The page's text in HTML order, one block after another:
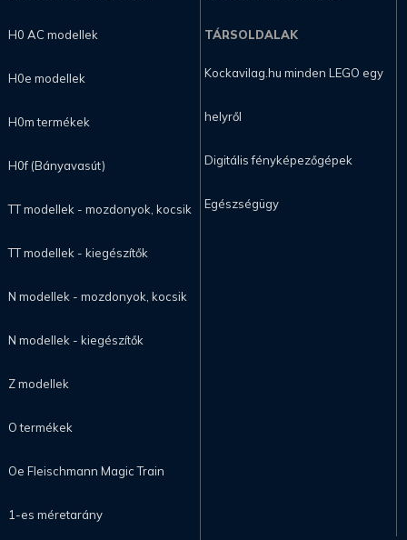
H0 AC modellek
H0e modellek
H0m termékek
H0f (Bányavasút)
TT modellek - mozdonyok, kocsik
TT modellek - kiegészítők
N modellek - mozdonyok, kocsik
N modellek - kiegészítők
Z modellek
O termékek
Oe Fleischmann Magic Train
1-es méretarány
TÁRSOLDALAK
Kockavilag.hu minden LEGO egy
helyről
Digitális fényképezőgépek
Egészségügy